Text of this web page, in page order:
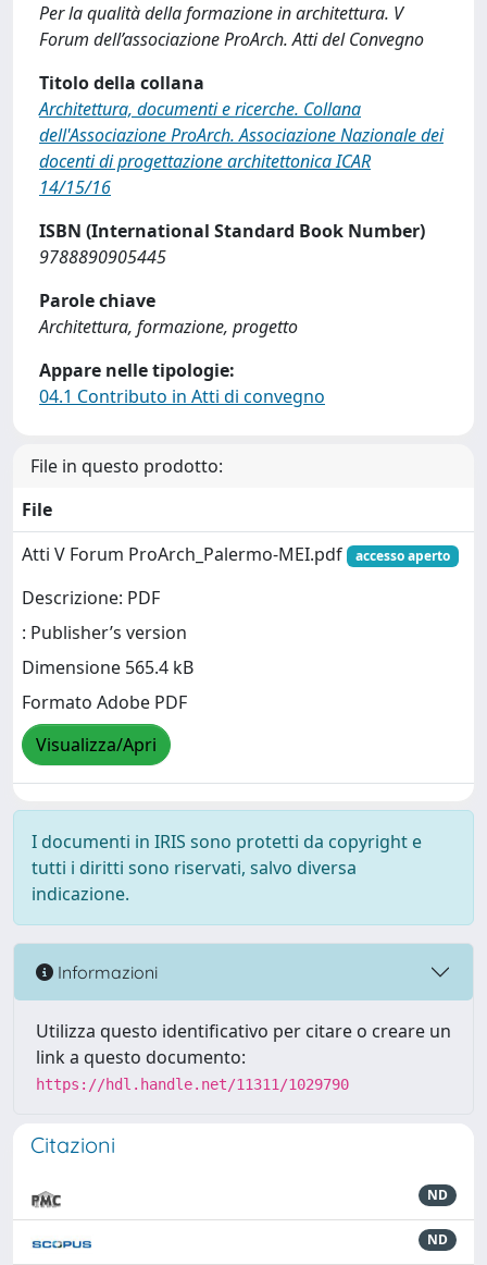
Per la qualità della formazione in architettura. V
Forum dell’associazione ProArch. Atti del Convegno
Titolo della collana
Architettura, documenti e ricerche. Collana
dell'Associazione ProArch. Associazione Nazionale dei
docenti di progettazione architettonica ICAR
14/15/16
ISBN (International Standard Book Number)
9788890905445
Parole chiave
Architettura, formazione, progetto
Appare nelle tipologie:
04.1 Contributo in Atti di convegno
File in questo prodotto:
File
Atti V Forum ProArch_Palermo-MEI.pdf
accesso aperto
Descrizione: PDF
: Publisher’s version
Dimensione 565.4 kB
Formato Adobe PDF
Visualizza/Apri
I documenti in IRIS sono protetti da copyright e
tutti i diritti sono riservati, salvo diversa
indicazione.
Informazioni
Utilizza questo identificativo per citare o creare un
link a questo documento:
https://hdl.handle.net/11311/1029790
Citazioni
ND
ND